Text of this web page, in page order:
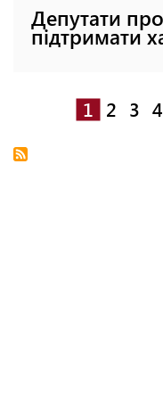
Депутати
підтримати
1 2 3 4